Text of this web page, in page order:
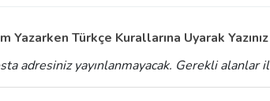
Yazarken Türkçe Kurallarına Uyarak
adresiniz yayınlanmayacak. Gerekli alanlar